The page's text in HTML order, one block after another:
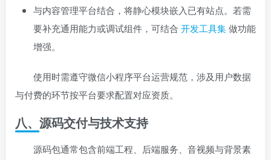
与内容管理平台结合，将静心模块嵌入已有站点。若需
要补充通用能力或调试组件，可结合 开发工具集做功能
增强。
使用时需遵守微信小程序平台运营规范，涉及用户数据
与付费的环节按平台要求配置对应资质。
八、源码交付与技术支持
源码包通常包含前端工程、后端服务、音视频与背景素